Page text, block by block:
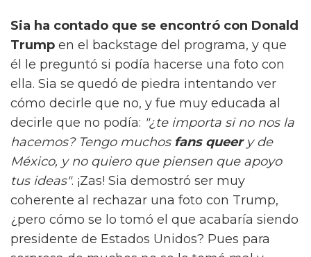
Sia ha contado que se encontró con Donald
Trump en el backstage del programa, y que
él le preguntó si podía hacerse una foto con
ella. Sia se quedó de piedra intentando ver
cómo decirle que no, y fue muy educada al
decirle que no podía: "¿te importa si no nos la
hacemos? Tengo muchos fans queery de
México, y no quiero que piensen que apoyo
tus ideas". ¡Zas! Sia demostró ser muy
coherente al rechazar una foto con Trump,
¿pero cómo se lo tomó el que acabaría siendo
presidente de Estados Unidos? Pues para